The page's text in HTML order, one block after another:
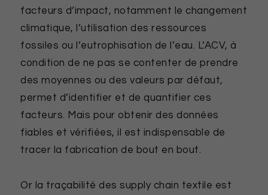
facteurs d’impact, notamment le changement
climatique, l’utilisation des ressources
fossiles ou l’eutrophisation de l’eau. L’ACV, à
condition de ne pas se contenter de prendre
des moyennes ou des valeurs par défaut,
permet d’identifier et de quantifier ces
facteurs. Mais pour obtenir des données
fiables et vérifiées, il est indispensable de
tracer la fabrication de bout en bout.
Or la traçabilité des supply chain textile est